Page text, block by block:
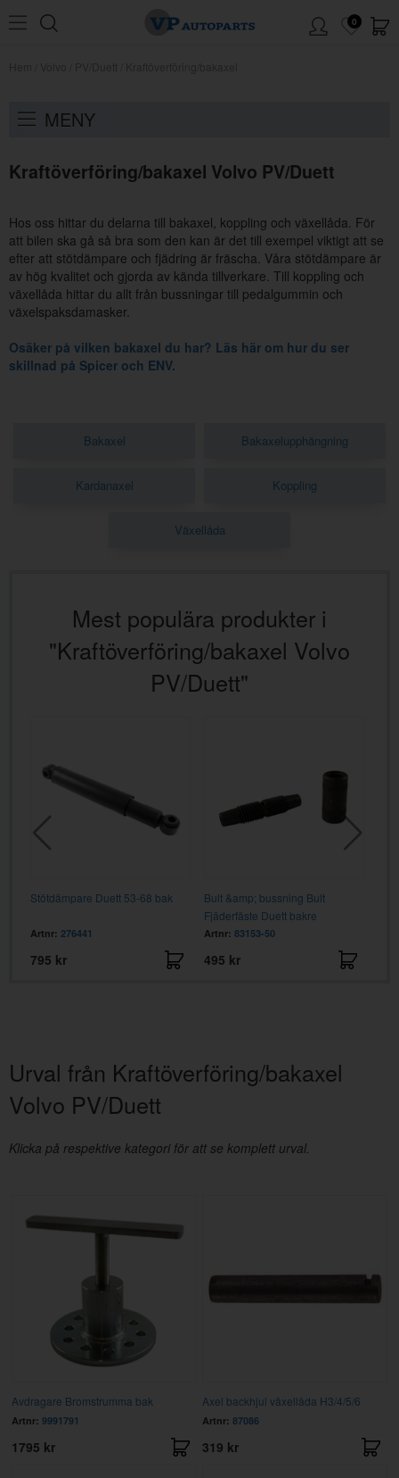
0
MENY
Kraftöverföring/bakaxel Volvo PV/Duett
Hos oss hittar du delarna till bakaxel, koppling och växellåda. För
att bilen ska gå så bra som den kan är det till exempel viktigt att se
efter att stötdämpare och fjädring är fräscha. Våra stötdämpare är
av hög kvalitet och gjorda av kända tillverkare. Till koppling och
växellåda hittar du allt från bussningar till pedalgummin och
växelspaksdamasker.
Osäker på vilken bakaxel du har? Läs här om hur du ser
skillnad på Spicer och ENV.
Bakaxel Bakaxelupphängning
Kardanaxel Koppling
Växellåda
Mest populära produkter i
"Kraftöverföring/bakaxel Volvo
PV/Duett"
Stötdämpare Duett 53-68 bak
Artnr: 276441
795 kr
Bult &amp; bussning Bult
Fjäderfäste Duett bakre
Artnr: 83153-50
495 kr
Urval från Kraftöverföring/bakaxel
Volvo PV/Duett
Klicka på respektive kategori för att se komplett urval.
Avdragare Bromstrumma bak
Artnr: 9991791
1795 kr
Axel backhjul växellåda H3/4/5/6
Artnr: 87086
319 kr